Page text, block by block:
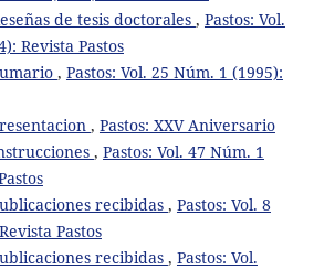
de tesis doctorales , Pastos: Vol.
Revista Pastos
, Pastos: Vol. 25 Núm. 1 (1995):
, Pastos: XXV Aniversario
, Pastos: Vol. 47 Núm. 1
recibidas , Pastos: Vol. 8
Pastos
recibidas , Pastos: Vol.